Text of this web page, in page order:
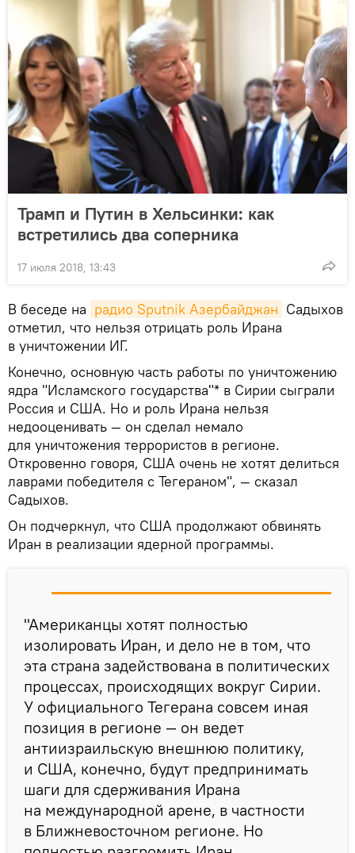
Трамп и Путин в Хельсинки: как
встретились два соперника
17 июля 2018, 13:43
В беседе на радио Sputnik Азербайджан Садыхов
отметил, что нельзя отрицать роль Ирана
в уничтожении ИГ.
Конечно, основную часть работы по уничтожению
ядра "Исламского государства"* в Сирии сыграли
Россия и США. Но и роль Ирана нельзя
недооценивать — он сделал немало
для уничтожения террористов в регионе.
Откровенно говоря, США очень не хотят делиться
лаврами победителя с Тегераном", — сказал
Садыхов.
Он подчеркнул, что США продолжают обвинять
Иран в реализации ядерной программы.
"Американцы хотят полностью
изолировать Иран, и дело не в том, что
эта страна задействована в политических
процессах, происходящих вокруг Сирии.
У официального Тегерана совсем иная
позиция в регионе — он ведет
антиизраильскую внешнюю политику,
и США, конечно, будут предпринимать
шаги для сдерживания Ирана
на международной арене, в частности
в Ближневосточном регионе. Но